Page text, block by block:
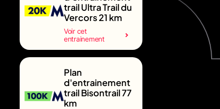
trail Ultra Trail du
Vercors 21 km
Voir cet
entrainement
Plan
d'entrainement
trail Bisontrail 77
km